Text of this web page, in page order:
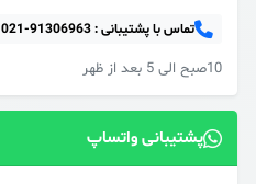
تماس با پشتیبانی :021-91306963
10صبح الی 5 بعد از ظهر
پشتیبانی واتساپ